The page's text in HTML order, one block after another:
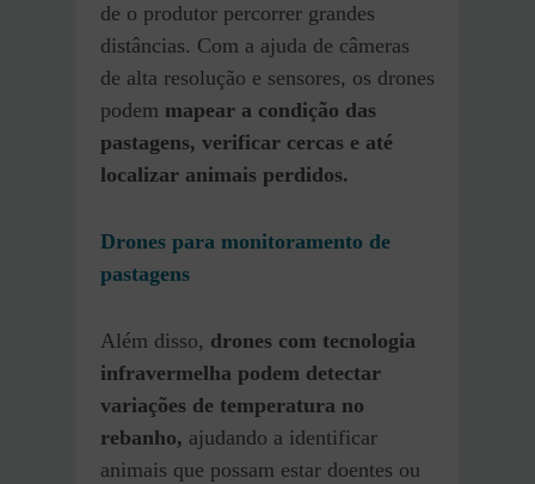
de o produtor percorrer grandes
distâncias. Com a ajuda de câmeras
de alta resolução e sensores, os drones
podem mapear a condição das
pastagens, verificar cercas e até
localizar animais perdidos.
Drones para monitoramento de
pastagens
Além disso, drones com tecnologia
infravermelha podem detectar
variações de temperatura no
rebanho, ajudando a identificar
animais que possam estar doentes ou